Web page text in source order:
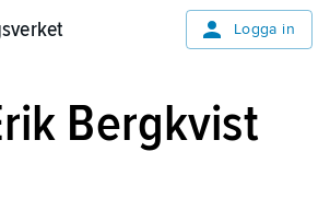
Logga in
Bergkvist